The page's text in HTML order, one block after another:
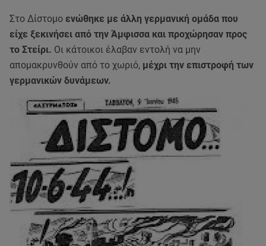
Στο Δίστομο ενώθηκε με άλλη γερμανική ομάδα που
είχε ξεκινήσει από την Άμφισσα και προχώρησαν προς
το Στείρι. Οι κάτοικοι έλαβαν εντολή να μην
απομακρυνθούν από το χωριό, μέχρι την επιστροφή των
γερμανικών δυνάμεων.